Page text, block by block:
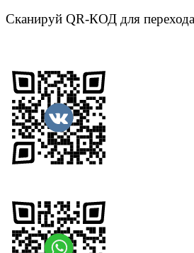
Сканируй QR-КОД для перехода